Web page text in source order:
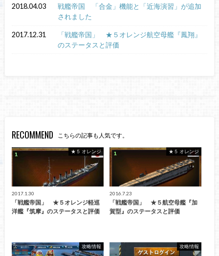
2018.04.03
戦艦帝国 「合金」機能と「近海演習」が追加
されました
2017.12.31
「戦艦帝国」 ★５オレンジ航空母艦『鳳翔』
のステータスと評価
RECOMMEND こちらの記事も人気です。
★５ オレンジ
2017.1.30
「戦艦帝国」 ★５オレンジ軽巡
洋艦『筑摩』のステータスと評価
★５ オレンジ
2016.7.23
「戦艦帝国」 ★５航空母艦『加
賀型』のステータスと評価
攻略情報 攻略情報